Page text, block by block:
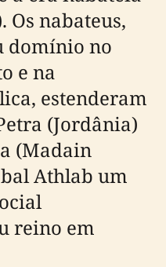
Os nabateus,
domínio no
e na
estenderam
(Jordânia)
(Madain
Athlab um
reino em